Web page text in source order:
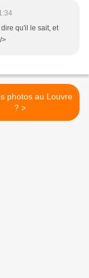
qu'il le sait, et
>
photos au Louvre
? >